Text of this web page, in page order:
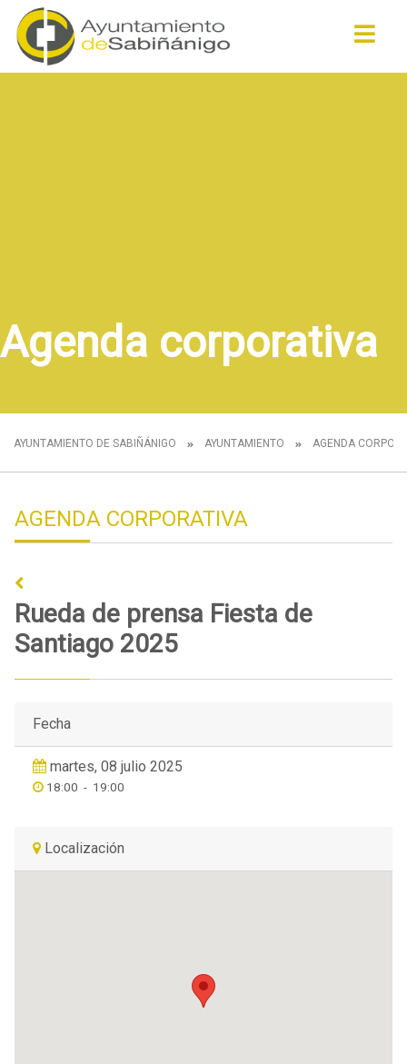
Agenda corporativa
AYUNTAMIENTO DE SABIÑÁNIGO AYUNTAMIENTO AGENDA
AGENDA CORPORATIVA
Rueda de prensa Fiesta de
Santiago 2025
Fecha
martes, 08 julio 2025
18:00 - 19:00
Localización